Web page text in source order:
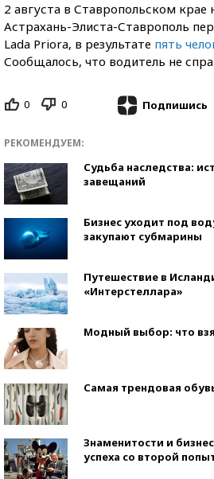
2 августа в Ставропольском крае
Астрахань-Элиста-Ставрополь
Lada Priora, в результате пять
Сообщалось, что водитель не
0 0 Подпишись
РЕКОМЕНДУЕМ:
Судьба наследства:
завещаний
Бизнес уходит под
закупают субмарины
Путешествие в
«Интерстеллара»
Модный выбор: что
Самая трендовая
Знаменитости и
успеха со второй